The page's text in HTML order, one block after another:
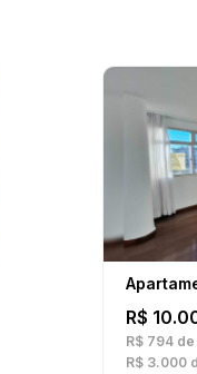
R$
R$ 794 de
R$ 3.000